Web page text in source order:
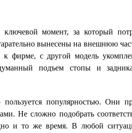
момент, за который
вынесены на внешнюю
к фирме, с другой модель
подъем стопы и
популярностью. Они
Не сложно подобрать
и то же время. В любой